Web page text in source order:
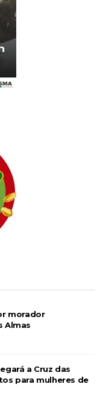
morador
Almas
a Cruz das
para mulheres de